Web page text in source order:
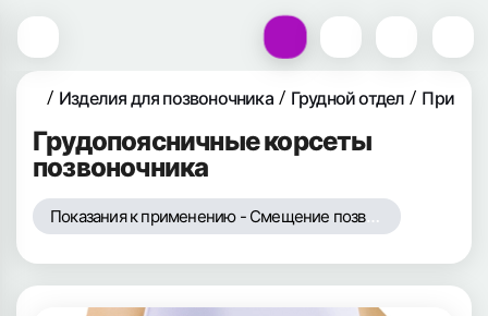
Изделия для позвоночника Грудной отдел При
Грудопоясничные корсеты
позвоночника
Показания к применению - Смещение позвонков (спондилолистез)